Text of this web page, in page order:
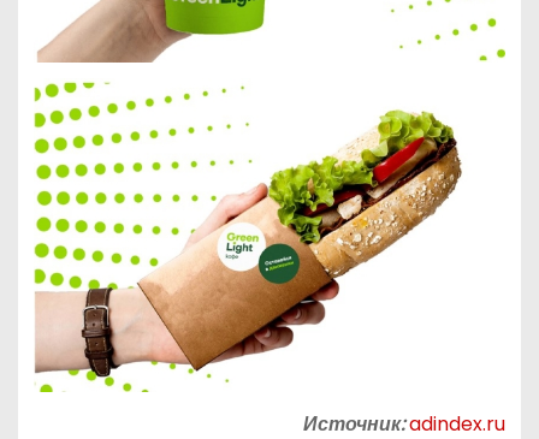
Источник:adindex.ru